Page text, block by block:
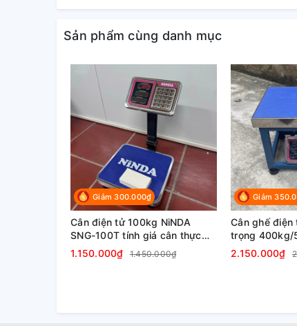
Sản phẩm cùng danh mục
Giảm 300.000₫
Cân điện tử 100kg NiNDA
SNG-100T tính giá cân thực
phẩm, cân bán hàng
1.150.000₫ 1.450.000₫
Giảm
Cân ghế điện
trọng 400kg/
liệu, kim khí,
2.150.000₫